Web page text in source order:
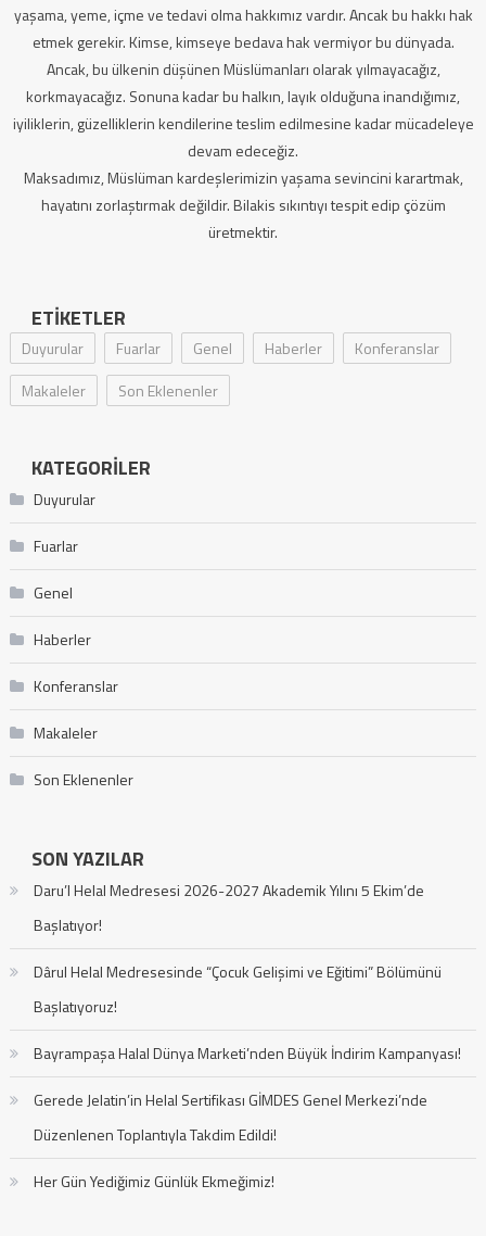
yaşama, yeme, içme ve tedavi olma hakkımız vardır. Ancak bu hakkı hak
etmek gerekir. Kimse, kimseye bedava hak vermiyor bu dünyada.
Ancak, bu ülkenin düşünen Müslümanları olarak yılmayacağız,
korkmayacağız. Sonuna kadar bu halkın, layık olduğuna inandığımız,
iyiliklerin, güzelliklerin kendilerine teslim edilmesine kadar mücadeleye
devam edeceğiz.
Maksadımız, Müslüman kardeşlerimizin yaşama sevincini karartmak,
hayatını zorlaştırmak değildir. Bilakis sıkıntıyı tespit edip çözüm
üretmektir.
ETIKETLER
Duyurular Fuarlar Genel Haberler
Konferanslar
Makaleler
Son Eklenenler
KATEGORILER
Duyurular
Fuarlar
Genel
Haberler
Konferanslar
Makaleler
Son Eklenenler
SON YAZILAR
Daru’l Helal Medresesi 2026-2027 Akademik Yılını 5 Ekim’de
Başlatıyor!
Dârul Helal Medresesinde “Çocuk Gelişimi ve Eğitimi” Bölümünü
Başlatıyoruz!
Bayrampaşa Halal Dünya Marketi’nden Büyük İndirim Kampanyası!
Gerede Jelatin’in Helal Sertifikası GİMDES Genel Merkezi’nde
Düzenlenen Toplantıyla Takdim Edildi!
Her Gün Yediğimiz Günlük Ekmeğimiz!